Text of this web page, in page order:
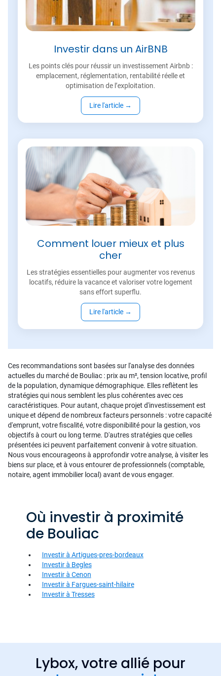
Investir dans un AirBNB
Les points clés pour réussir un investissement Airbnb :
emplacement, réglementation, rentabilité réelle et
optimisation de l’exploitation.
Lire l'article →
Comment louer mieux et plus
cher
Les stratégies essentielles pour augmenter vos revenus
locatifs, réduire la vacance et valoriser votre logement
sans effort superflu.
Lire l'article →
Ces recommandations sont basées sur l'analyse des données
actuelles du marché de Bouliac : prix au m², tension locative, profil
de la population, dynamique démographique. Elles reflètent les
stratégies qui nous semblent les plus cohérentes avec ces
caractéristiques. Pour autant, chaque projet d'investissement est
unique et dépend de nombreux facteurs personnels : votre capacité
d'emprunt, votre fiscalité, votre disponibilité pour la gestion, vos
objectifs à court ou long terme. D'autres stratégies que celles
présentées ici peuvent parfaitement convenir à votre situation.
Nous vous encourageons à approfondir votre analyse, à visiter les
biens sur place, et à vous entourer de professionnels (comptable,
notaire, agent immobilier local) avant de vous engager.
Où investir à proximité
de Bouliac
Investir à Artigues-pres-bordeaux
Investir à Begles
Investir à Cenon
Investir à Fargues-saint-hilaire
Investir à Tresses
Lybox, votre allié pour